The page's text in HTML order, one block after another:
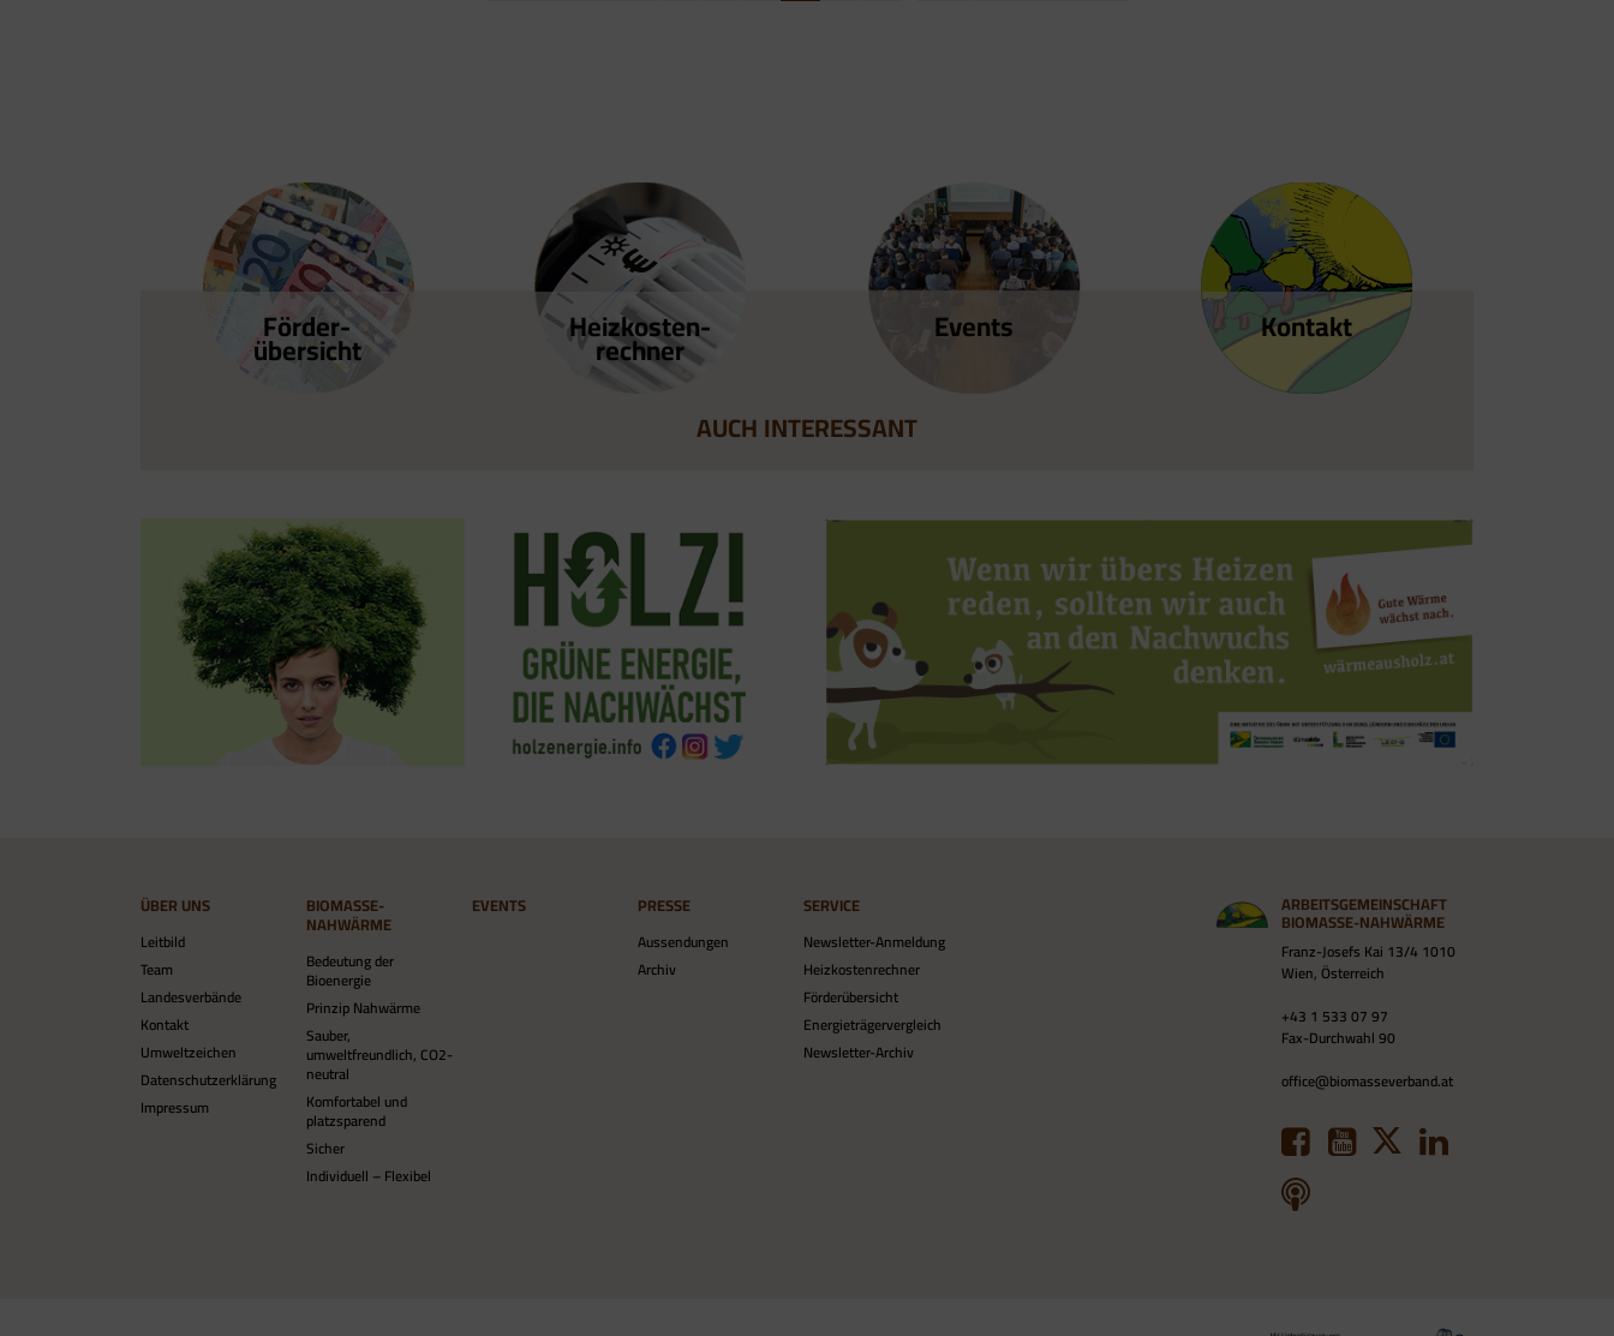
Förder­
übersicht Heizkosten­
rechner Events Kontakt
AUCH INTERESSANT
ÜBER UNS
Leitbild
Team
Landesverbände
Kontakt
Umweltzeichen
Datenschutzerklärung
Impressum
BIOMASSE-
NAHWÄRME
Bedeutung der
Bioenergie
Prinzip Nahwärme
Sauber,
umweltfreundlich, CO2-
neutral
Komfortabel und
platzsparend
Sicher
Individuell – Flexibel
EVENTS PRESSE
Aussendungen
Archiv
SERVICE
Newsletter-Anmeldung
Heizkostenrechner
Förderübersicht
Energieträgervergleich
Newsletter-Archiv
ARBEITSGEMEINSCHAFT
BIOMASSE-NAHWÄRME
Franz-Josefs Kai 13/4 1010
Wien, Österreich
+43 1 533 07 97
Fax-Durchwahl 90
office@biomasseverband.at